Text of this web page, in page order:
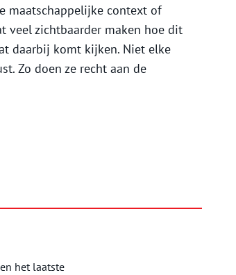
maatschappelijke context of
veel zichtbaarder maken hoe dit
daarbij komt kijken. Niet elke
Zo doen ze recht aan de
het laatste